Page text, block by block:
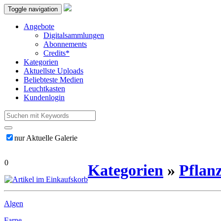
Toggle navigation
Angebote
Digitalsammlungen
Abonnements
Credits*
Kategorien
Aktuellste Uploads
Beliebteste Medien
Leuchtkasten
Kundenlogin
nur Aktuelle Galerie
0 Kategorien »
Algen